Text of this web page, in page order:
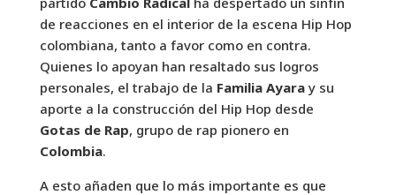
de reacciones en el interior de la escena Hip Hop
colombiana, tanto a favor como en contra.
Quienes lo apoyan han resaltado sus logros
personales, el trabajo de la Familia Ayaray su
aporte a la construcción del Hip Hop desde
Gotas de Rap, grupo de rap pionero en
Colombia.
A esto añaden que lo más importante es que